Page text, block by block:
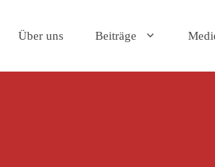
Über uns Beiträge